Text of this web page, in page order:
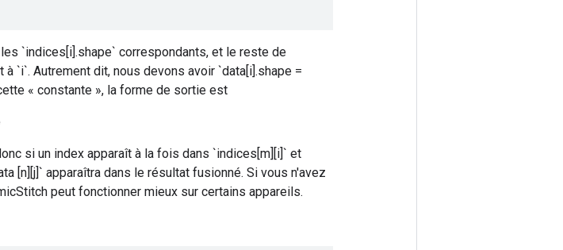
`indices[i].shape` correspondants, et le reste de
`i`. Autrement dit, nous devons avoir `data[i].shape =
« constante », la forme de sortie est
si un index apparaît à la fois dans `indices[m][i]` et
[n][j]` apparaîtra dans le résultat fusionné. Si vous n'avez
peut fonctionner mieux sur certains appareils.